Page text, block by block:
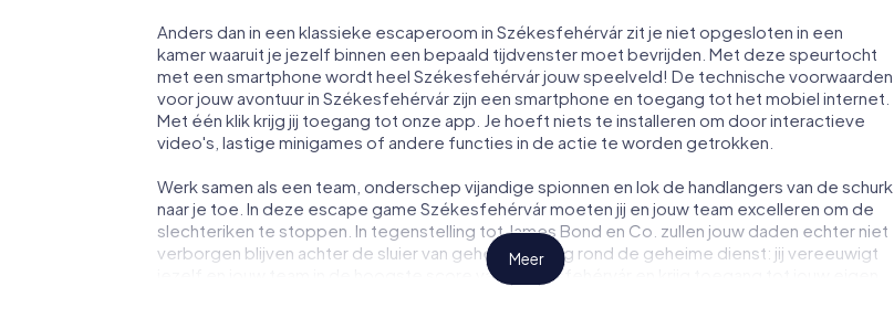
Anders dan in een klassieke escaperoom in Székesfehérvár zit je niet opgesloten in een
kamer waaruit je jezelf binnen een bepaald tijdvenster moet bevrijden. Met deze speurtocht
met een smartphone wordt heel Székesfehérvár jouw speelveld! De technische voorwaarden
voor jouw avontuur in Székesfehérvár zijn een smartphone en toegang tot het mobiel internet.
Met één klik krijg jij toegang tot onze app. Je hoeft niets te installeren om door interactieve
video's, lastige minigames of andere functies in de actie te worden getrokken.
Werk samen als een team, onderschep vijandige spionnen en lok de handlangers van de schurk
naar je toe. In deze escape game Székesfehérvár moeten jij en jouw team excelleren om de
slechteriken te stoppen. In tegenstelling tot James Bond en Co. zullen jouw daden echter niet
verborgen blijven achter de sluier van geheimhouding rond de geheime dienst: jij vereeuwigt
jezelf en jouw team in de hoogste score van Székesfehérvár en krijg toegang tot jouw eigen
Meer